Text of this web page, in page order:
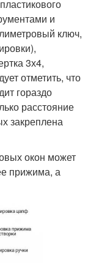
и
ключ,
3х4,
отметить, что
гораздо
расстояние
закреплена
окон может
прижима, а